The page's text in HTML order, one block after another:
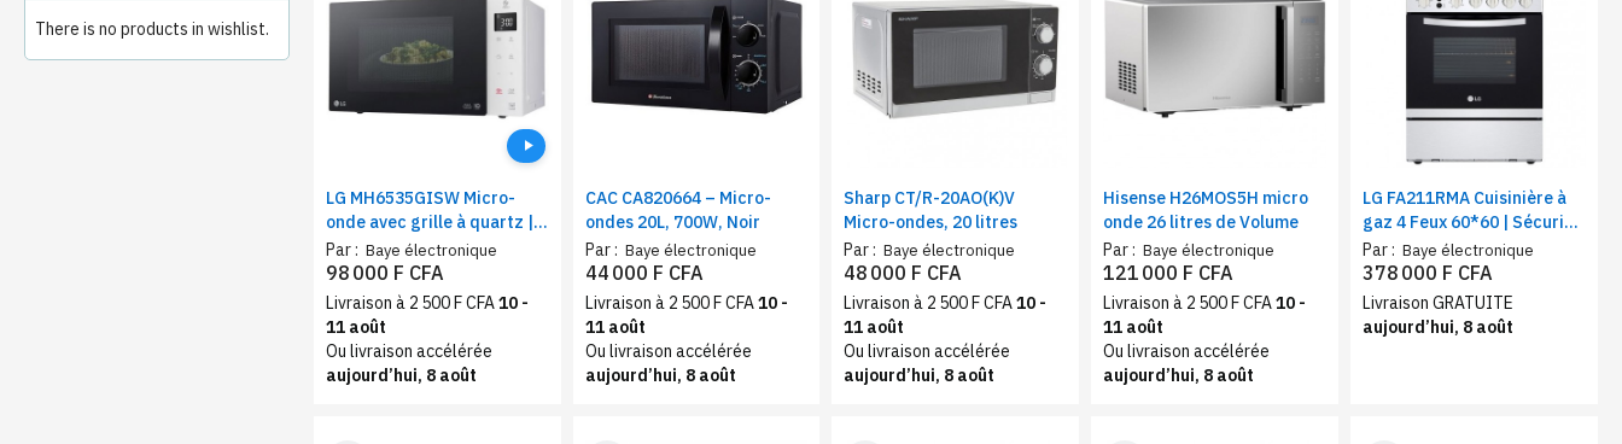
There is no products in wishlist.
LG MH6535GISW Micro-
onde avec grille à quartz |
Technologie Smart Inverter
| capacité de 25 litres
Par : Baye électronique
98 000 F CFA
Livraison à 2 500 F CFA10 -
11 août
Ou livraison accélérée
aujourd’hui, 8 août
CAC CA820664 – Micro-
ondes 20L, 700W, Noir
Par : Baye électronique
44 000 F CFA
Livraison à 2 500 F CFA10 -
11 août
Ou livraison accélérée
aujourd’hui, 8 août
Sharp CT/R-20AO(K)V
Micro-ondes, 20 litres
Par : Baye électronique
48 000 F CFA
Livraison à 2 500 F CFA10 -
11 août
Ou livraison accélérée
aujourd’hui, 8 août
Hisense H26MOS5H micro
onde 26 litres de Volume
Par : Baye électronique
121 000 F CFA
Livraison à 2 500 F CFA10 -
11 août
Ou livraison accélérée
aujourd’hui, 8 août
LG FA211RMA Cuisinière à
gaz 4 Feux 60*60 | Sécurité
totale | Système de
chauffage combiné
Par : Baye électronique
378 000 F CFA
Livraison GRATUITE
aujourd’hui, 8 août